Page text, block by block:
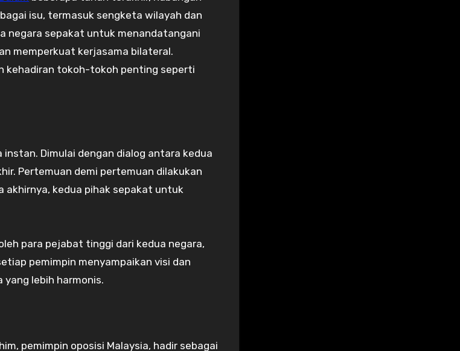
isu, termasuk sengketa wilayah dan
negara sepakat untuk menandatangani
memperkuat kerjasama bilateral.
kehadiran tokoh-tokoh penting seperti
Dimulai dengan dialog antara kedua
Pertemuan demi pertemuan dilakukan
akhirnya, kedua pihak sepakat untuk
para pejabat tinggi dari kedua negara,
pemimpin menyampaikan visi dan
lebih harmonis.
pemimpin oposisi Malaysia, hadir sebagai